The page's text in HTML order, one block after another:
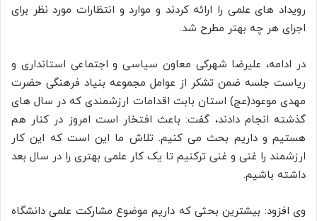
رویداد های علمی را ارائه کردند و موارد و انتظارات مورد نظر برای
اجرای هر چه بهتر مطرح شد.
در ادامه، علیرضا شهرکی معاون سیاسی و اجتماعی استانداری و
ریاست جلسه ضمن تشکر از عوامل مجموعه بنیاد فرهنگی حضرت
مهدی موعود(عج) استان بابت اقدامات ارزشمندی که در سال های
گذشته انجام دادند، گفت: باعث افتخار است امروز در کنار هم
هستیم و داریم بحث می کنیم. تلاش ما این است که این کار
ارزشمند را غنی و غنی ترکنیم تا یک کار علمی بهتری را در سال بعد
داشته باشیم.
وی افزود: بیشترین بحثی که داریم موضوع مشارکت علمی دانشگاه